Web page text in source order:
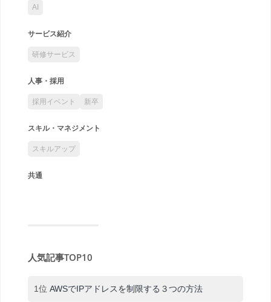
AI
サービス紹介
研修サービス
人事・採用
採用イベント 新卒
スキル・マネジメント
スキルアップ
共通
人気記事TOP10
1位 AWSでIPアドレスを制限する３つの方法